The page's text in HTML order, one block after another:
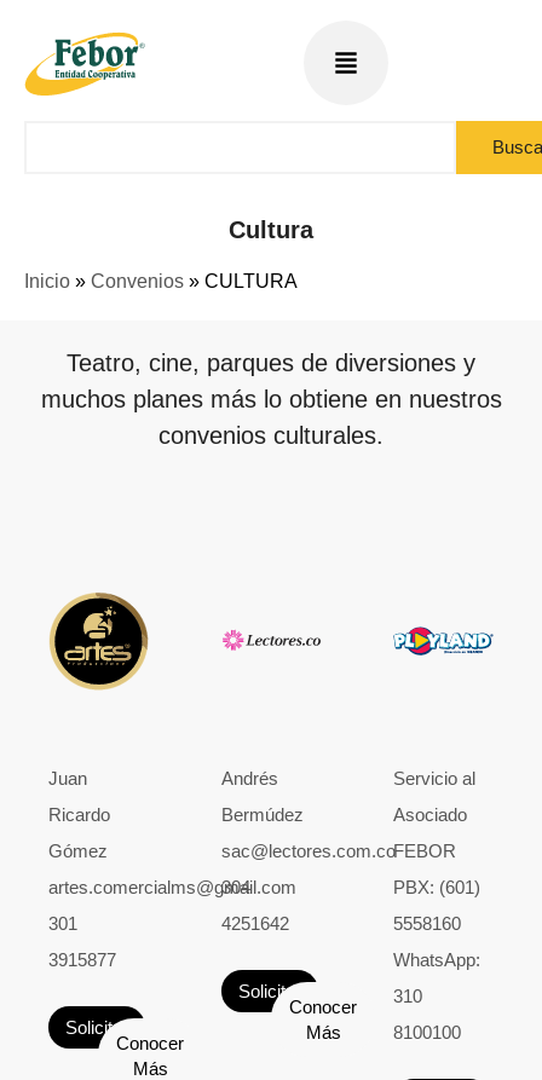
Cultura
Inicio » Convenios » CULTURA
Teatro, cine, parques de diversiones y
muchos planes más lo obtiene en nuestros
convenios culturales.
Juan
Ricardo
Gómez
artes.comercialms@gmail.com
301
3915877
Solicitar
Conocer
Más
Andrés
Bermúdez
sac@lectores.com.co
304
4251642
Solicitar
Conocer
Más
Servicio al
Asociado
FEBOR
PBX: (601)
5558160
WhatsApp:
310
8100100